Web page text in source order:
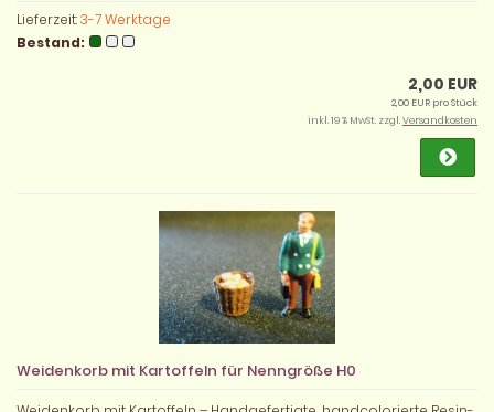
Lieferzeit:3-7 Werktage
Bestand:
2,00 EUR
2,00 EUR pro Stück
inkl. 19 % MwSt. zzgl.Versandkosten
Weidenkorb mit Kartoffeln für Nenngröße H0